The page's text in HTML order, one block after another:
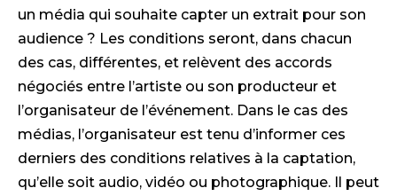
un média qui souhaite capter un extrait pour son
audience ? Les conditions seront, dans chacun
des cas, différentes, et relèvent des accords
négociés entre l’artiste ou son producteur et
l’organisateur de l’événement. Dans le cas des
médias, l’organisateur est tenu d’informer ces
derniers des conditions relatives à la captation,
qu’elle soit audio, vidéo ou photographique. Il peut